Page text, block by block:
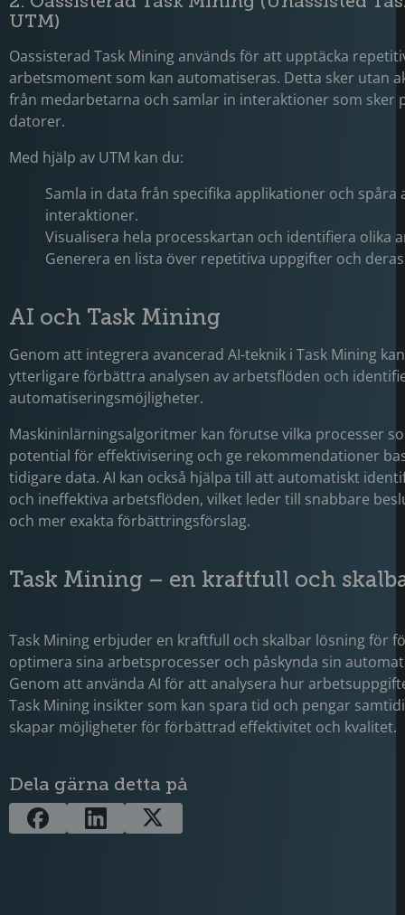
UTM)
Oassisterad Task Mining används för att upptäcka
arbetsmoment som kan automatiseras. Detta sker utan
från medarbetarna och samlar in interaktioner som sker
datorer.
Med hjälp av UTM kan du:
Samla in data från specifika applikationer och spåra
interaktioner.
Visualisera hela processkartan och identifiera olika
Generera en lista över repetitiva uppgifter och
AI och Task Mining
Genom att integrera avancerad AI-teknik i Task Mining
ytterligare förbättra analysen av arbetsflöden och
automatiseringsmöjligheter.
Maskininlärningsalgoritmer kan förutse vilka processer
potential för effektivisering och ge rekommendationer
tidigare data. AI kan också hjälpa till att automatiskt
och ineffektiva arbetsflöden, vilket leder till snabbare
och mer exakta förbättringsförslag.
Task Mining – en kraftfull och
Task Mining erbjuder en kraftfull och skalbar lösning för
optimera sina arbetsprocesser och påskynda sin
Genom att använda AI för att analysera hur
Task Mining insikter som kan spara tid och pengar
skapar möjligheter för förbättrad effektivitet och kvalitet.
Dela gärna detta på